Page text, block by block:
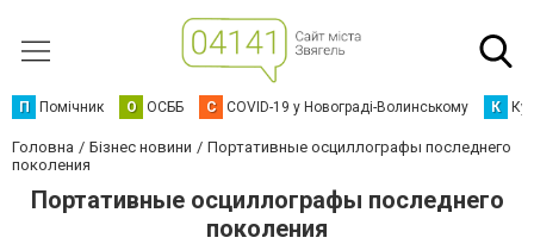
П Помічник О ОСББ C COVID-19 у Новограді-Волинському К
Головна Бізнес новини
Портативные осциллографы последнего
поколения
Портативные осциллографы последнего
поколения